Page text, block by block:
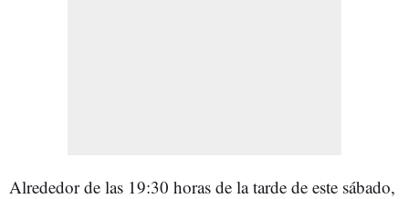
Alrededor de las 19:30 horas de la tarde de este sábado,